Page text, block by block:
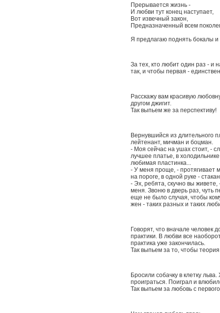
Прерывается жизнь -
И любви тут конец наступает,
Вот извечный закон,
Предназначенный всем
Я предлагаю поднять бокалы
За тех, кто любит один раз - и
так, и чтобы первая -
Расскажу вам красивую
другом джигит.
Так выпьем же за перспективу!
Вернувшийся из длительного
лейтенант, мичман и боцман.
- Моя сейчас на ушах стоит, -
лучшее платье, в
любимая пластинка...
- У меня проще, - протягивает
на пороге, в одной руке -
- Эх, ребята, скучно вы
меня. Звоню в дверь раз, чуть
еще не было случая, чтобы
жен - таких разных и таких
Говорят, что вначале человек
практики. В любви все
практика уже закончилась.
Так выпьем за то, чтобы
Бросили собачку в клетку
проиграться. Поиграл и
Так выпьем за любовь с